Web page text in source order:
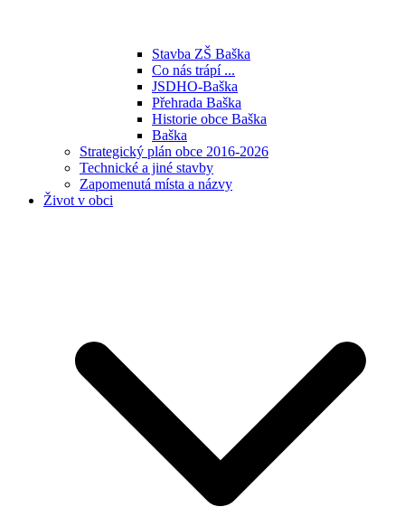
Stavba ZŠ Baška
Co nás trápí ...
JSDHO-Baška
Přehrada Baška
Historie obce Baška
Baška
Strategický plán obce 2016-2026
Technické a jiné stavby
Zapomenutá místa a názvy
Život v obci